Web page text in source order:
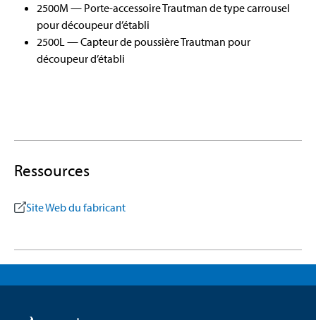
2500M — Porte-accessoire Trautman de type carrousel
pour découpeur d’établi
2500L — Capteur de poussière Trautman pour
découpeur d’établi
Ressources
Site Web du fabricant